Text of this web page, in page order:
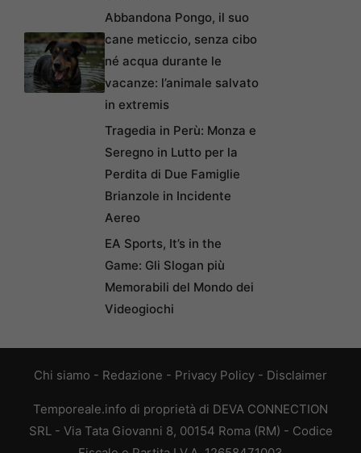
Abbandona Pongo, il suo
cane meticcio, senza cibo
né acqua durante le
vacanze: l’animale salvato
in extremis
Tragedia in Perù: Monza e
Seregno in Lutto per la
Perdita di Due Famiglie
Brianzole in Incidente
Aereo
EA Sports, It’s in the
Game: Gli Slogan più
Memorabili del Mondo dei
Videogiochi
Chi siamo - Redazione - Privacy Policy - Disclaimer
Temporeale.info di proprietà di DEVA CONNECTION
SRL - Via Tata Giovanni 8, 00154 Roma (RM) - Codice